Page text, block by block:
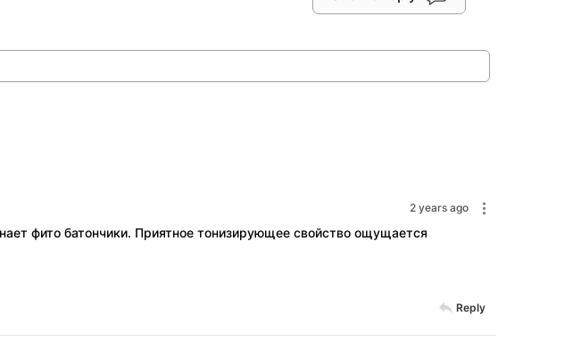
2 years ago
фито батончики. Приятное тонизирующее свойство ощущается
Reply